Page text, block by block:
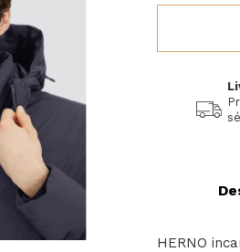
HERNO